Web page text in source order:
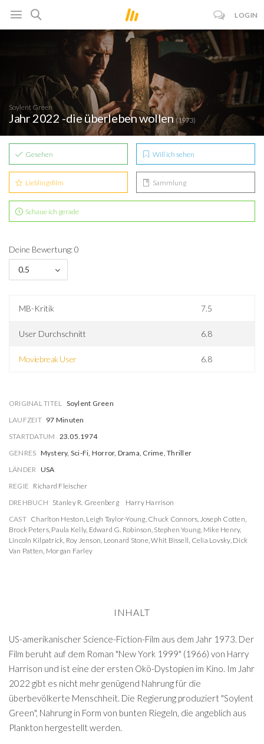
LOGIN
Soylent Green
Jahr 2022 -die überleben wollen(1973)
Gesehen Will ich sehen
Lieblingsfilm Sammlung
Schaue ich gerade
Deine Bewertung: 0
0.5
MB-Kritik 7.5
User Durchschnitt 6.8
Moviebreak User 6.8
ORIGINAL TITEL Soylent Green
LAUFZEIT 97 Minuten
STARTDATUM 23.05.1974
GENRES Mystery, Sci-Fi, Horror, Drama, Crime, Thriller
LÄNDER USA
REGIE Richard Fleischer
DREHBUCH Stanley R. Greenberg
Harry Harrison
CAST Charlton Heston, Leigh Taylor-Young, Chuck Connors, Joseph Cotten,
Brock Peters, Paula Kelly, Edward G. Robinson, Stephen Young, Mike Henry,
Lincoln Kilpatrick, Roy Jenson, Leonard Stone,Whit Bissell, Celia Lovsky, Dick
Van Patten, Morgan Farley
INHALT
US-amerikanischer Science-Fiction-Film aus dem Jahr 1973. Der
Film beruht auf dem Roman "New York 1999" (1966) von Harry
Harrison und ist eine der ersten Okö-Dystopien im Kino. Im Jahr
2022 gibt es nicht mehr genügend Nahrung für die
überbevölkerte Menschheit. Die Regierung produziert "Soylent
Green", Nahrung in Form von bunten Riegeln, die angeblich aus
Plankton hergestellt werden.